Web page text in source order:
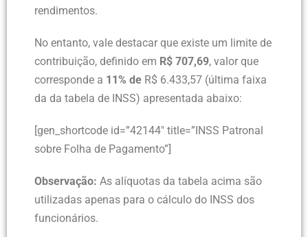
rendimentos.
No entanto, vale destacar que existe um limite de
contribuição, definido em R$ 707,69, valor que
corresponde a 11% de R$ 6.433,57 (última faixa
da da tabela de INSS) apresentada abaixo:
[gen_shortcode id=”42144″ title=”INSS Patronal
sobre Folha de Pagamento”]
Observação: As alíquotas da tabela acima são
utilizadas apenas para o cálculo do INSS dos
funcionários.